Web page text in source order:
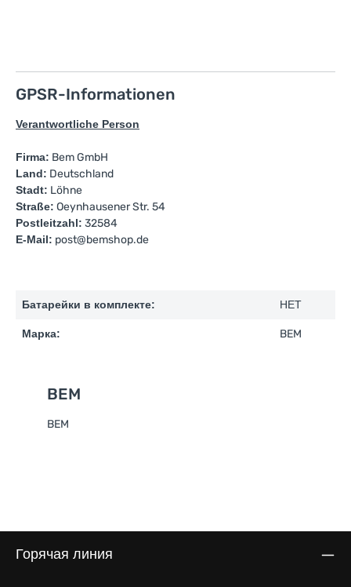
GPSR-Informationen
Verantwortliche Person
Firma: Bem GmbH
Land: Deutschland
Stadt: Löhne
Straße: Oeynhausener Str. 54
Postleitzahl: 32584
E-Mail: post@bemshop.de
Батарейки в комплекте: НЕТ
Марка: BEM
BEM
BEM
Горячая линия